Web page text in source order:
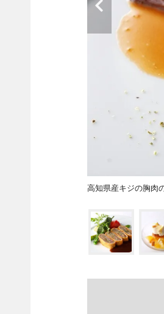
高知県産キジの胸肉